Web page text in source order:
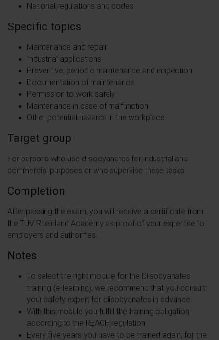
National regulations and codes
Specific topics
Maintenance and repair
Industrial applications
Preventive, periodic maintenance and inspection
Documentation of maintenance
Permission to work safely
Maintenance in case of malfunction
Other potential hazards in the workplace
Target group
For persons who use diisocyanates for industrial and
commercial purposes or who supervise these tasks.
Completion
After passing the exam, you will receive a certificate from
the TÜV Rheinland Academy as proof of your expertise to
employers and authorities.
Notes
To select the right module for the Diisocyanates
training (e-learning), we recommend that you consult
your safety expert for diisocyanates in advance.
With this module you fulfill the training obligation
according to the REACH regulation.
Every five years you have to be trained again, for the